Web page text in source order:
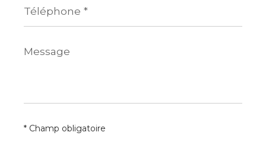
*
Message
*
* Champ obligatoire